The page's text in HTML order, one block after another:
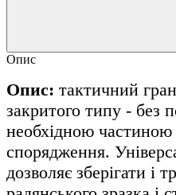
Опис
Опис: тактичний
закритого типу - без
необхідною
спорядження.
дозволяє зберігати і